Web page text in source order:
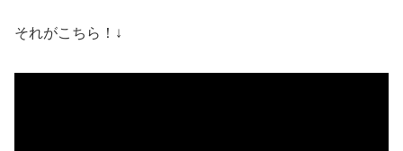
それがこちら！↓